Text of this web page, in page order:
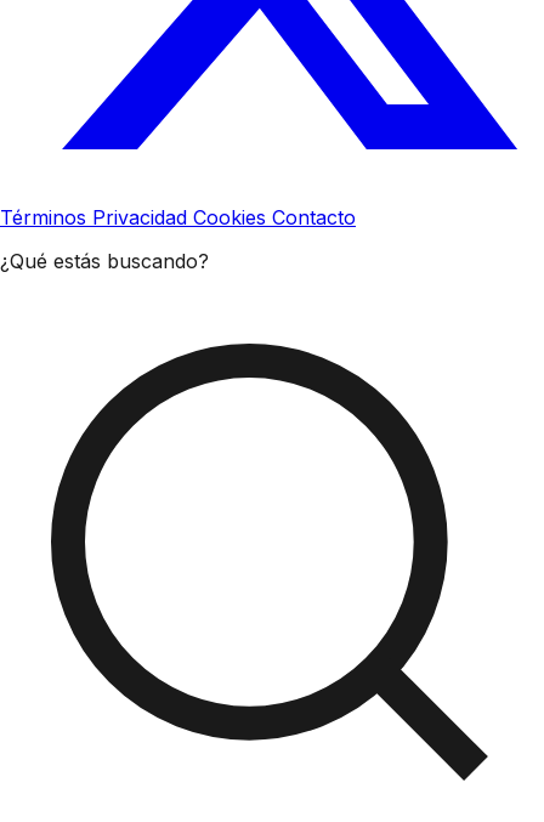
Términos Privacidad Cookies Contacto
¿Qué estás buscando?